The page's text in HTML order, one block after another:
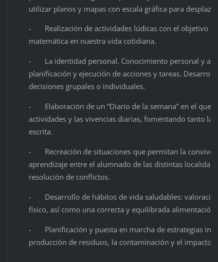
utilizar planos y mapas con escala gráfica para
- Realización de actividades lúdicas con el objetivo
matemática en nuestra vida cotidiana.
- La identidad personal. Conocimiento personal y
planificación y ejecución de acciones y tareas.
decisiones grupales o individuales.
- Elaboración de un “Diario de la semana” en el que
actividades y las vivencias diarias, fomentando tanto la
escrita.
- Recreación de situaciones que permitan la
aprendizaje entre el alumnado de las distintas
resolución de conflictos.
- Desarrollo de hábitos de vida saludables:
físico, así como una correcta y equilibrada alimentación.
- Planificación y puesta en marcha de estrategias
producción de residuos, la contaminación y el impacto